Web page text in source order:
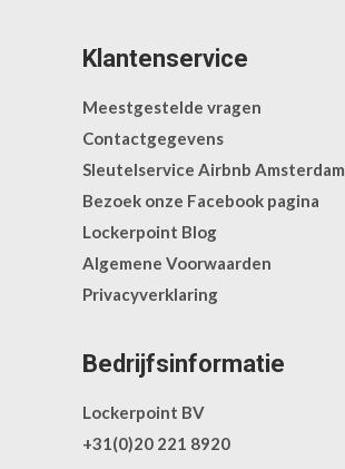
Klantenservice
Meestgestelde vragen
Contactgegevens
Sleutelservice Airbnb Amsterdam
Bezoek onze Facebook pagina
Lockerpoint Blog
Algemene Voorwaarden
Privacyverklaring
Bedrijfsinformatie
Lockerpoint BV
+31(0)20 221 8920